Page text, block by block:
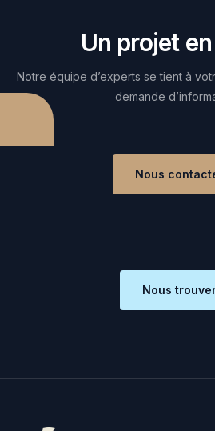
Un projet
Notre équipe d’experts se tient à
demande
Nous
Nous